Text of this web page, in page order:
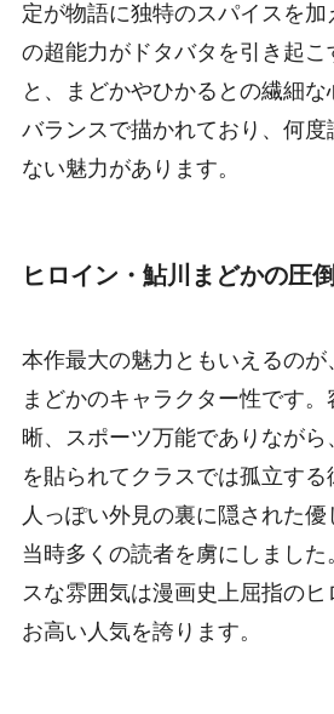
定が物語に独特のスパイスを
の超能力がドタバタを引き起こ
と、まどかやひかるとの繊細
バランスで描かれており、何度
ない魅力があります。
ヒロイン・鮎川まどかの圧
本作最大の魅力ともいえるのが
まどかのキャラクター性です
晰、スポーツ万能でありなが
を貼られてクラスでは孤立す
人っぽい外見の裏に隠された優
当時多くの読者を虜にしまし
スな雰囲気は漫画史上屈指の
お高い人気を誇ります。